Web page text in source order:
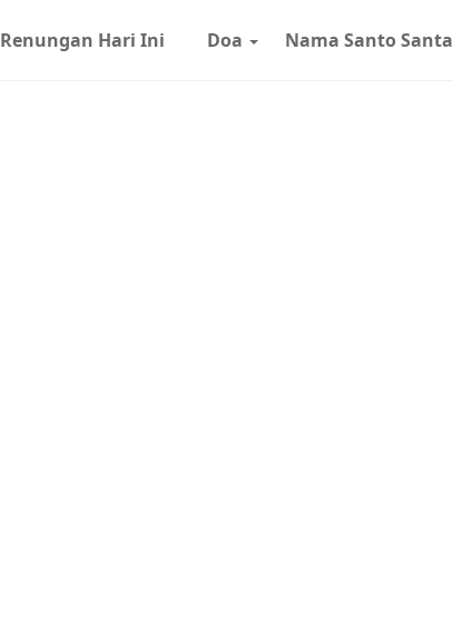
Renungan Hari Ini Doa Nama Santo Santa